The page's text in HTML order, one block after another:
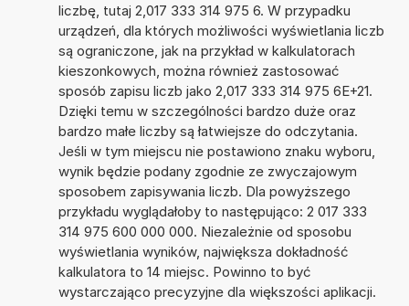
liczbę, tutaj 2,017 333 314 975 6. W przypadku
urządzeń, dla których możliwości wyświetlania liczb
są ograniczone, jak na przykład w kalkulatorach
kieszonkowych, można również zastosować
sposób zapisu liczb jako 2,017 333 314 975 6E+21.
Dzięki temu w szczególności bardzo duże oraz
bardzo małe liczby są łatwiejsze do odczytania.
Jeśli w tym miejscu nie postawiono znaku wyboru,
wynik będzie podany zgodnie ze zwyczajowym
sposobem zapisywania liczb. Dla powyższego
przykładu wyglądałoby to następująco: 2 017 333
314 975 600 000 000. Niezależnie od sposobu
wyświetlania wyników, największa dokładność
kalkulatora to 14 miejsc. Powinno to być
wystarczająco precyzyjne dla większości aplikacji.